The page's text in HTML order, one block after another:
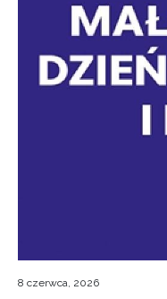
8 czerwca, 2026